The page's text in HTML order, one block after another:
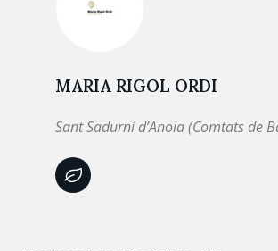
MARIA RIGOL ORDI
Sant Sadurní d’Anoia (Comtats de